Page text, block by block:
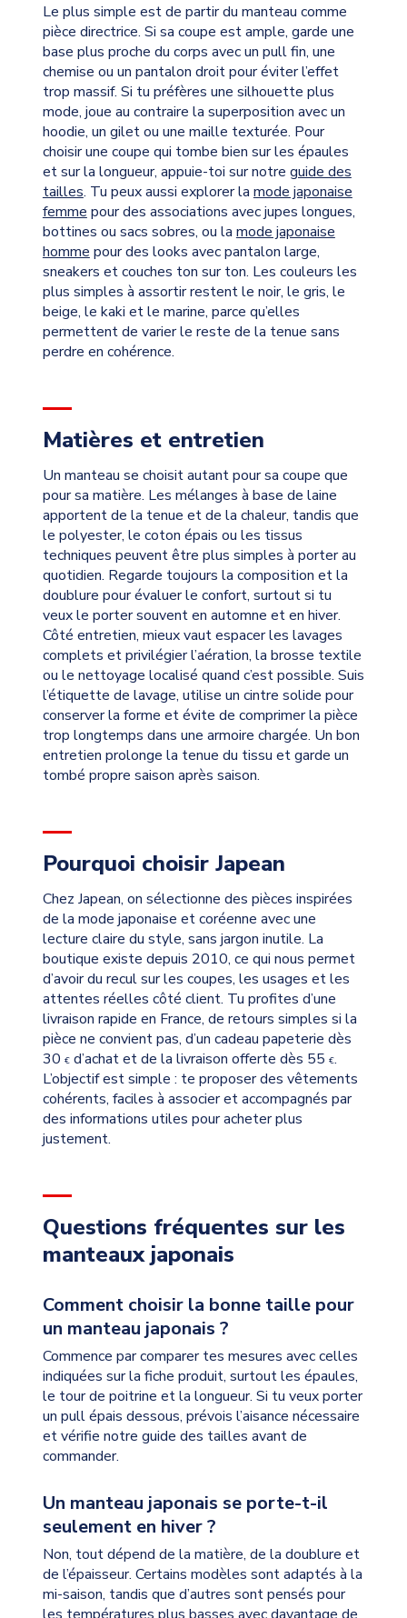
Le plus simple est de partir du manteau comme
pièce directrice. Si sa coupe est ample, garde une
base plus proche du corps avec un pull fin, une
chemise ou un pantalon droit pour éviter l’effet
trop massif. Si tu préfères une silhouette plus
mode, joue au contraire la superposition avec un
hoodie, un gilet ou une maille texturée. Pour
choisir une coupe qui tombe bien sur les épaules
et sur la longueur, appuie-toi sur notre guide des
tailles. Tu peux aussi explorer la mode japonaise
femme pour des associations avec jupes longues,
bottines ou sacs sobres, ou la mode japonaise
homme pour des looks avec pantalon large,
sneakers et couches ton sur ton. Les couleurs les
plus simples à assortir restent le noir, le gris, le
beige, le kaki et le marine, parce qu’elles
permettent de varier le reste de la tenue sans
perdre en cohérence.
Matières et entretien
Un manteau se choisit autant pour sa coupe que
pour sa matière. Les mélanges à base de laine
apportent de la tenue et de la chaleur, tandis que
le polyester, le coton épais ou les tissus
techniques peuvent être plus simples à porter au
quotidien. Regarde toujours la composition et la
doublure pour évaluer le confort, surtout si tu
veux le porter souvent en automne et en hiver.
Côté entretien, mieux vaut espacer les lavages
complets et privilégier l’aération, la brosse textile
ou le nettoyage localisé quand c’est possible. Suis
l’étiquette de lavage, utilise un cintre solide pour
conserver la forme et évite de comprimer la pièce
trop longtemps dans une armoire chargée. Un bon
entretien prolonge la tenue du tissu et garde un
tombé propre saison après saison.
Pourquoi choisir Japean
Chez Japean, on sélectionne des pièces inspirées
de la mode japonaise et coréenne avec une
lecture claire du style, sans jargon inutile. La
boutique existe depuis 2010, ce qui nous permet
d’avoir du recul sur les coupes, les usages et les
attentes réelles côté client. Tu profites d’une
livraison rapide en France, de retours simples si la
pièce ne convient pas, d’un cadeau papeterie dès
30 €d’achat et de la livraison offerte dès 55 €.
L’objectif est simple : te proposer des vêtements
cohérents, faciles à associer et accompagnés par
des informations utiles pour acheter plus
justement.
Questions fréquentes sur les
manteaux japonais
Comment choisir la bonne taille pour
un manteau japonais ?
Commence par comparer tes mesures avec celles
indiquées sur la fiche produit, surtout les épaules,
le tour de poitrine et la longueur. Si tu veux porter
un pull épais dessous, prévois l’aisance nécessaire
et vérifie notre guide des tailles avant de
commander.
Un manteau japonais se porte-t-il
seulement en hiver ?
Non, tout dépend de la matière, de la doublure et
de l’épaisseur. Certains modèles sont adaptés à la
mi-saison, tandis que d’autres sont pensés pour